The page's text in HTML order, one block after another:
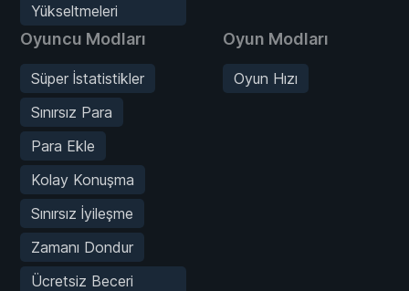
Yükseltmeleri
Oyuncu Modları
Süper İstatistikler
Sınırsız Para
Para Ekle
Kolay Konuşma
Sınırsız İyileşme
Zamanı Dondur
Ücretsiz Beceri
Oyun Modları
Oyun Hızı